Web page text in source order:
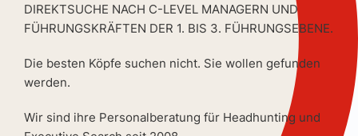
DIREKTSUCHE NACH C-LEVEL MANAGERN UND
FÜHRUNGSKRÄFTEN DER 1. BIS 3. FÜHRUNGSEBENE.
Die besten Köpfe suchen nicht. Sie wollen gefunden
werden.
Wir sind ihre Personalberatung für Headhunting und